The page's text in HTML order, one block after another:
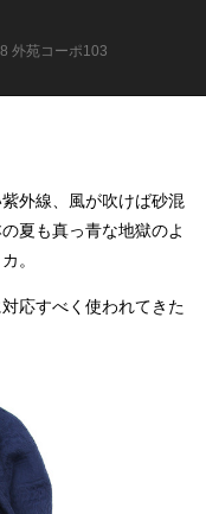
外苑コーポ103
外線、風が吹けば砂混
夏も真っ青な地獄のよ
。
応すべく使われてきた